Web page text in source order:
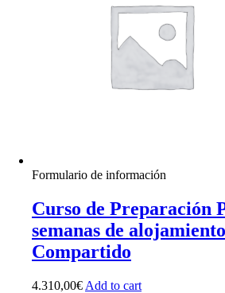
Formulario de información
Curso de Preparación
semanas de
Compartido
4.310,00€ Add to cart